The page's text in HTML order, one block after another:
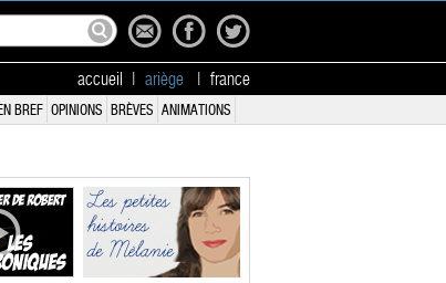
accueil ariège france
BREF OPINIONS BRÈVES ANIMATIONS